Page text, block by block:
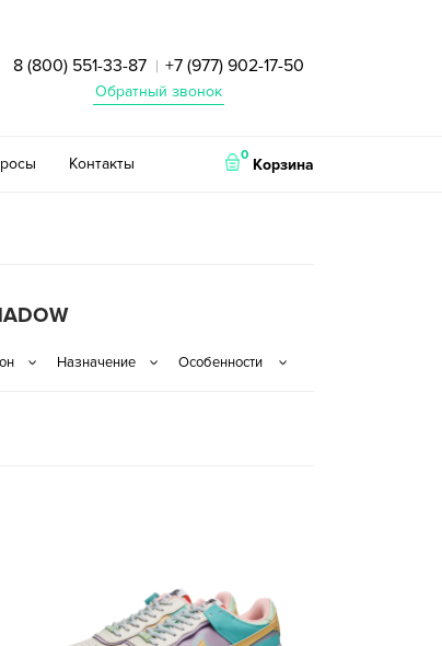
8 (800) 551-33-87 | +7 (977) 902-17-50
Обратный звонок
Контакты 0
Корзина